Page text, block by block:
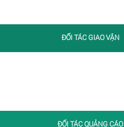
ĐỐI TÁC GIAO VẬN
ĐỐI TÁC QUẢNG CÁO